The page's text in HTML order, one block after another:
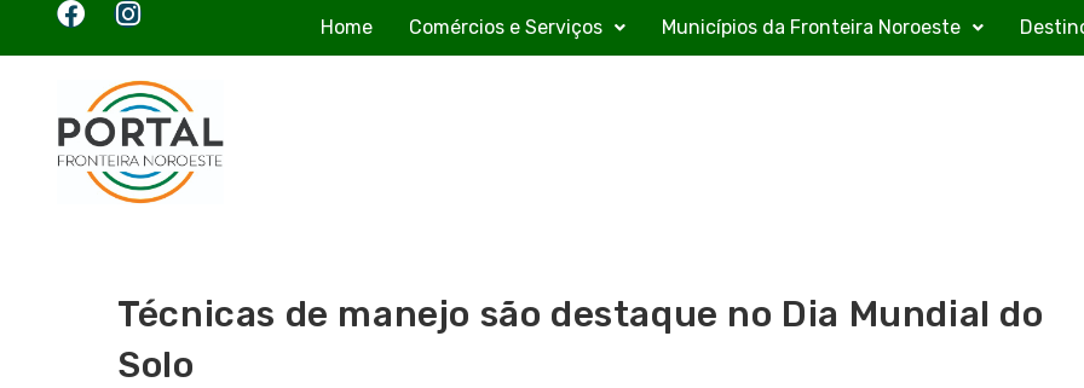
Home Comércios e Serviços Municípios da Fronteira Noroeste
Técnicas de manejo são destaque no Dia Mundial do
Solo